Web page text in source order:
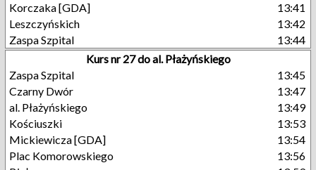
Korczaka [GDA]
13:41
Leszczyńskich
13:42
Zaspa Szpital
13:44
Kurs nr 27 do al. Płażyńskiego
Zaspa Szpital
13:45
Czarny Dwór
13:47
al. Płażyńskiego
13:49
Kościuszki
13:53
Mickiewicza [GDA]
13:54
Plac Komorowskiego
13:56